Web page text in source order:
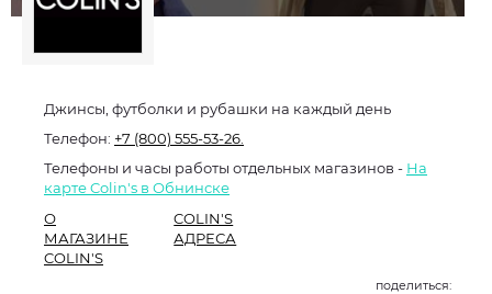
Джинсы, футболки и рубашки на каждый день
Телефон: +7 (800) 555-53-26.
Телефоны и часы работы отдельных магазинов - На
карте Colin's в Обнинске
О
МАГАЗИНЕ
COLIN'S
COLIN'S
АДРЕСА
поделиться: